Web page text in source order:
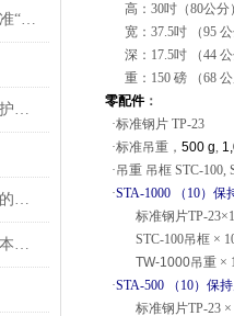
持粘性测试仪价格：胶粘性能的精准“耐力考官”
持粘性测试仪的工作原理和使用维护注意事项
解析持粘性测试仪价格：影响成本的因素与采购考量
持粘性测试仪价格全景解析：从成本构成到选购策略
高： 30吋 （80公分
宽： 37.5吋 （95
深： 17.5吋 （44
重： 150 磅 （68
零配件：
·标准钢片 TP-23
·标准吊重， 500 g,
·吊重 吊框 STC-100,
·STA-1000 （10） 保
标准钢片TP-
STC-100吊框 ×
TW-1000吊重 ×
·STA-500 （10） 保
标准钢片TP-23 ×